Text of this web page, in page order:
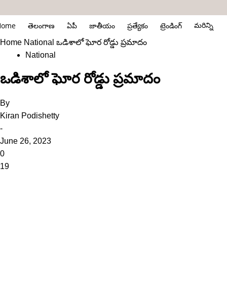
తెలంగాణ ఏపీ జాతీయం ప్రత్యేకం ట్రెండింగ్ మరిన్ని
Home National ఒడిశాలో ఘోర రోడ్డు ప్రమాదం
National
ఒడిశాలో ఘోర రోడ్డు ప్రమాదం
By
Kiran Podishetty
-
June 26, 2023
0
19